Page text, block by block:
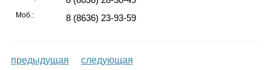
Моб.: 8 (8636) 23-93-59
предыдущая следующая